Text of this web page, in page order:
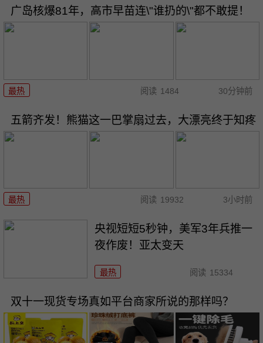
广岛核爆81年，高市早苗连\"谁扔的\"都不敢提！
最热 阅读 1484 30分钟前
五箭齐发！熊猫这一巴掌扇过去，大漂亮终于知疼
最热 阅读 19932 3小时前
央视短短5秒钟，美军3年兵推一
夜作废！亚太变天
最热 阅读 15334
双十一现货专场真如平台商家所说的那样吗？